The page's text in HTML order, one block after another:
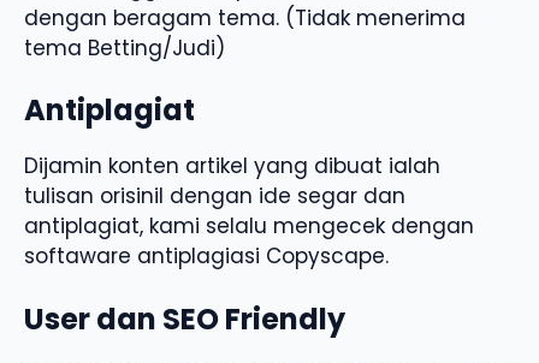
dengan beragam tema. (Tidak menerima
tema Betting/Judi)
Antiplagiat
Dijamin konten artikel yang dibuat ialah
tulisan orisinil dengan ide segar dan
antiplagiat, kami selalu mengecek dengan
softaware antiplagiasi Copyscape.
User dan SEO Friendly